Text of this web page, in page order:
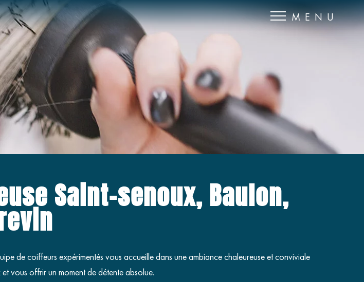
Saint-senoux, Baulon,
de coiffeurs expérimentés vous accueille dans une ambiance chaleureuse et conviviale
vous offrir un moment de détente absolue.